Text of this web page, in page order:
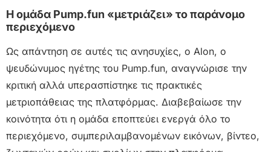
Η ομάδα Pump.fun «μετριάζει» το παράνομο
περιεχόμενο
Ως απάντηση σε αυτές τις ανησυχίες, ο Alon, ο
ψευδώνυμος ηγέτης του Pump.fun, αναγνώρισε την
κριτική αλλά υπερασπίστηκε τις πρακτικές
μετριοπάθειας της πλατφόρμας. Διαβεβαίωσε την
κοινότητα ότι η ομάδα εποπτεύει ενεργά όλο το
περιεχόμενο, συμπεριλαμβανομένων εικόνων, βίντεο,